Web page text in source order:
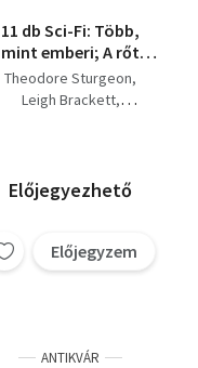
11 db Sci-Fi: Több,
mint emberi; A rőt
csillag; Utazások az
időgéppel; Darkover;
Chocky; Bundás
népség; Hamis
Theodore Sturgeon
Leigh Brackett
Robert Silvenberg
Edgar Pangborn
David Bischoff
Előjegyezhető
Előjegyzem
ANTIKVÁR